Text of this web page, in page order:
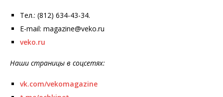
Тел.: (812) 634-43-34.
E-mail: magazine@veko.ru
veko.ru
Наши страницы в соцсетях:
vk.com/vekomagazine